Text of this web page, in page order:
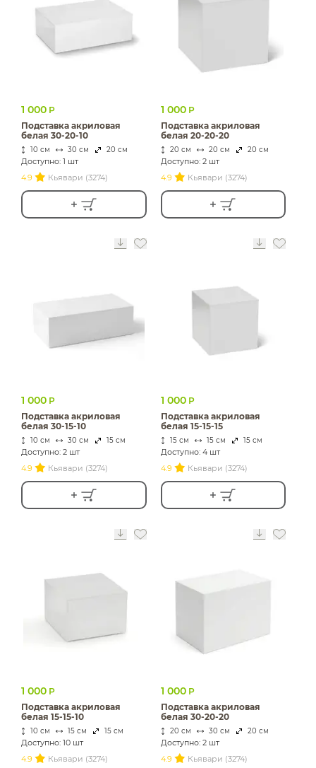
КОМФОРТА
ТЕХНИЧЕСКОЕ
1 000 Р
Подставка акриловая
белая 30-20-10
10 см 30 см 20 см
Доступно: 1 шт
4.9
Кьявари (3274)
1 000 Р
Подставка акриловая
белая 20-20-20
20 см 20 см 20 см
Доступно: 2 шт
4.9
Кьявари (3274)
1 000 Р
Подставка акриловая
белая 30-15-10
10 см 30 см 15 см
Доступно: 2 шт
4.9
Кьявари (3274)
1 000 Р
Подставка акриловая
белая 15-15-15
15 см 15 см 15 см
Доступно: 4 шт
4.9
Кьявари (3274)
1 000 Р
Подставка акриловая
белая 15-15-10
10 см 15 см 15 см
Доступно: 10 шт
4.9
Кьявари (3274)
1 000 Р
Подставка акриловая
белая 30-20-20
20 см 30 см 20 см
Доступно: 2 шт
4.9
Кьявари (3274)